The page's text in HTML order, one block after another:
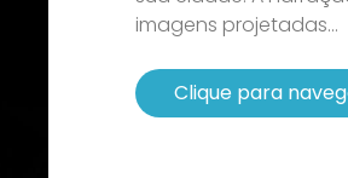
imagens projetadas...
Clique para